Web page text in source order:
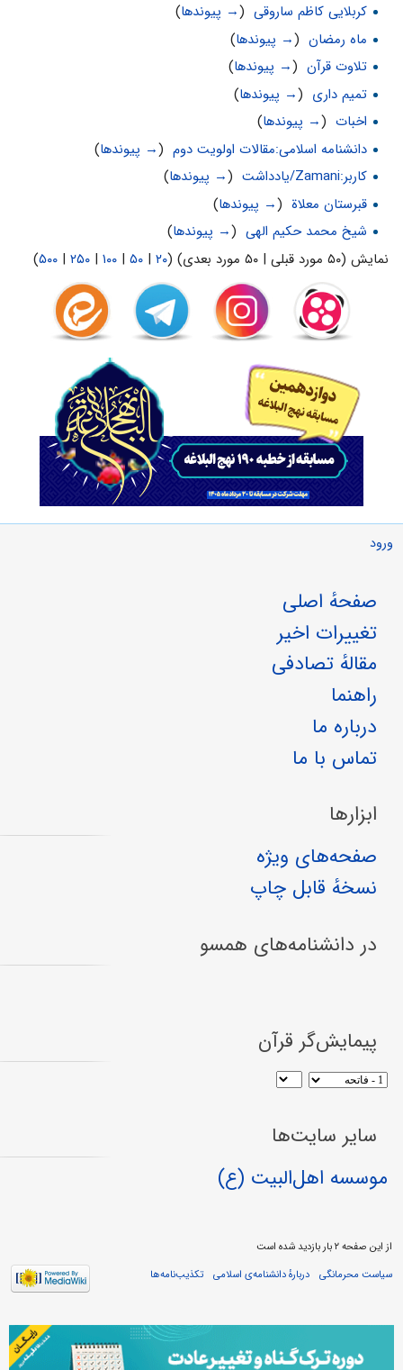
کربلایی کاظم ساروقی‏
(→ پیوندها)
ماه رمضان‏
(→ پیوندها)
تلاوت قرآن‏
(→ پیوندها)
تمیم داری (→ پیوندها)
اخبات‏
(→ پیوندها)
دانشنامه اسلامی:مقالات اولویت دوم‏
(→ پیوندها)
کاربر:Zamani/یادداشت
‏
(→ پیوندها)
قبرستان معلاة‏
(→ پیوندها)
شیخ محمد حکیم الهی‏
(→ پیوندها)
نمایش (۵۰ مورد قبلی | ۵۰ مورد بعدی) (
۲۰ | ۵۰ | ۱۰۰ | ۲۵۰ | ۵۰۰)
ورود
صفحهٔ اصلی
تغییرات اخیر
مقالهٔ تصادفی
راهنما
درباره ما
تماس با ما
ابزارها
صفحه‌های ویژه
نسخهٔ قابل چاپ
در دانشنامه‌های همسو
پیمایش‌گر قرآن
سایر سایت‌ها
موسسه اهل‌البیت (ع)
از این صفحه ۲ بار بازدید شده است
سیاست محرمانگی
دربارهٔ دانشنامه‌ی اسلامی تکذیب‌نامه‌ها